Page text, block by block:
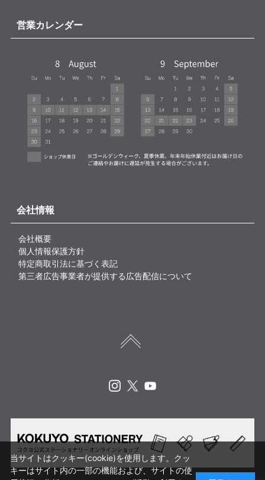
営業カレンダー
会社情報
会社概要
個人情報保護方針
特定商取引法に基づく表記
第三者広告事業者が提供する広告配信について
当サイトはクッキー(cookie)を使用します。クッ
キーはサイト内の一部の機能および、サイトの使